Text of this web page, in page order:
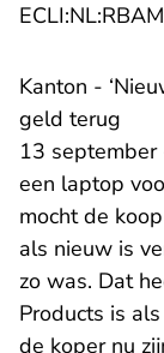
Kanton -
geld terug
13 september
een laptop
mocht de
als nieuw is
zo was. Dat
Products is
de koper nu